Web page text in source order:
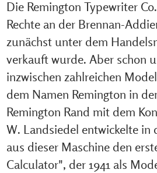
Die Remington Typewriter
Rechte an der Brennan-
zunächst unter dem
verkauft wurde. Aber schon
inzwischen zahlreichen
dem Namen Remington in
Remington Rand mit dem
W. Landsiedel entwickelte in
aus dieser Maschine den
Calculator", der 1941 als